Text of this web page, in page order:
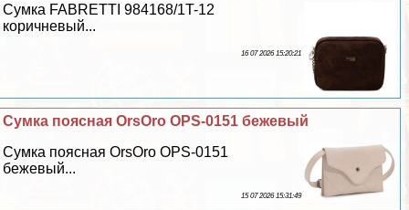
Сумка FABRETTI 984168/1T-12
коричневый...
16 07 2026 15:20:21
Сумка поясная OrsOro OPS-0151 бежевый
Сумка поясная OrsOro OPS-0151
бежевый...
15 07 2026 15:31:49